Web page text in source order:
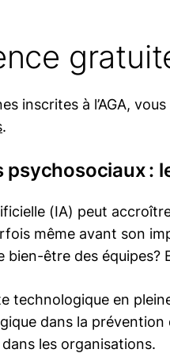
inscrites à l’AGA,
.
psychosociaux :
(IA) peut
même avant son
bien-être des équipes?
technologique en
dans la
les organisations.